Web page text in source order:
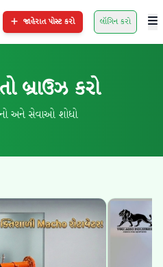
જાહેરાત પોસ્ટ કરો લૉગિન કરો
બ્રાઉઝ કરો
અને સેવાઓ શોધો